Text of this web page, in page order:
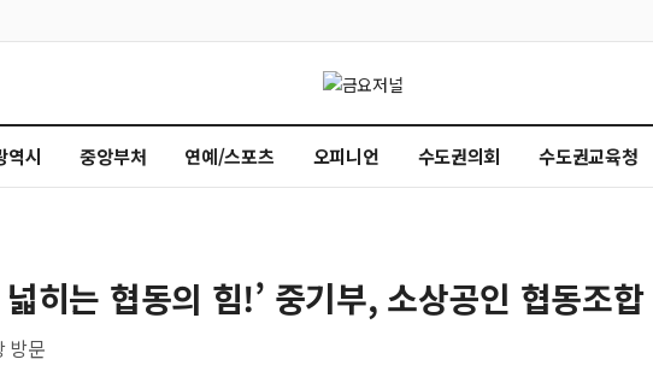
역시 중앙부처 연예/스포츠 오피니언 수도권의회 수도권교육청
히는 협동의 힘!’ 중기부, 소상공인 협동조
방문